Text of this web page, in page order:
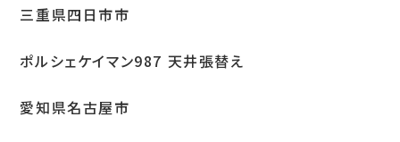
新着情報
施工例
プライバシーポリシー
三重県四日市市
ポルシェケイマン987 天井張替え
愛知県名古屋市